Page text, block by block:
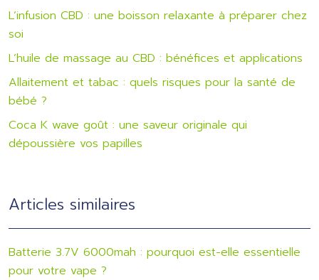
L’infusion CBD : une boisson relaxante à préparer chez
soi
L’huile de massage au CBD : bénéfices et applications
Allaitement et tabac : quels risques pour la santé de
bébé ?
Coca K wave goût : une saveur originale qui
dépoussière vos papilles
Articles similaires
Batterie 3.7V 6000mah : pourquoi est-elle essentielle
pour votre vape ?